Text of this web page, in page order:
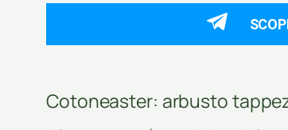
Cotoneaster: arbusto